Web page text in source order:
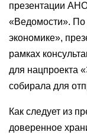
презентации
«Ведомости».
экономике»,
рамках
для нацпроекта
собирала для
Как следует из
доверенное